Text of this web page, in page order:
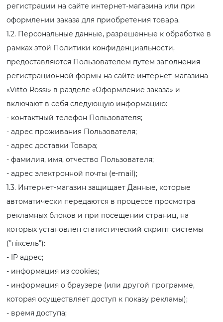
регистрации на сайте интернет-магазина или при
оформлении заказа для приобретения товара.
1.2. Персональные данные, разрешенные к обработке в
рамках этой Политики конфиденциальности,
предоставляются Пользователем путем заполнения
регистрационной формы на сайте интернет-магазина
«Vitto Rossi» в разделе «Оформление заказа» и
включают в себя следующую информацию:
- контактный телефон Пользователя;
- адрес проживания Пользователя;
- адрес доставки Товара;
- фамилия, имя, отчество Пользователя;
- адрес электронной почты (e-mail);
1.3. Интернет-магазин защищает Данные, которые
автоматически передаются в процессе просмотра
рекламных блоков и при посещении страниц, на
которых установлен статистический скрипт системы
("піксель"):
- IP адрес;
- информация из cookies;
- информация о браузере (или другой программе,
которая осуществляет доступ к показу рекламы);
- время доступа;